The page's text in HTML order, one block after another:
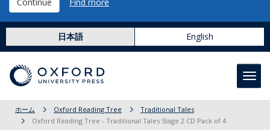
日本語 English
ホーム Oxford Reading Tree
Traditional Tales
Oxford Reading Tree - Traditional Tales Stage 2 CD Pack of 4